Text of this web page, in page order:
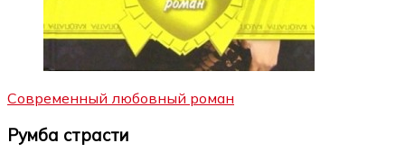
Современный любовный роман
Румба страсти